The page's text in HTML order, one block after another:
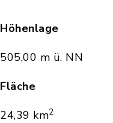
Höhenlage
505,00 m ü. NN
Fläche
24,39 km2